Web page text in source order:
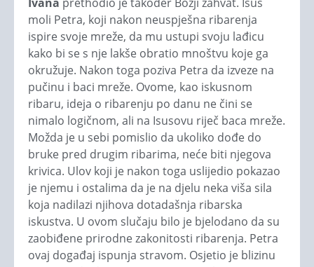
moli Petra, koji nakon neuspješna ribarenja
ispire svoje mreže, da mu ustupi svoju lađicu
kako bi se s nje lakše obratio mnoštvu koje ga
okružuje. Nakon toga poziva Petra da izveze na
pučinu i baci mreže. Ovome, kao iskusnom
ribaru, ideja o ribarenju po danu ne čini se
nimalo logičnom, ali na Isusovu riječ baca mreže.
Možda je u sebi pomislio da ukoliko dođe do
bruke pred drugim ribarima, neće biti njegova
krivica. Ulov koji je nakon toga uslijedio pokazao
je njemu i ostalima da je na djelu neka viša sila
koja nadilazi njihova dotadašnja ribarska
iskustva. U ovom slučaju bilo je bjelodano da su
zaobiđene prirodne zakonitosti ribarenja. Petra
ovaj događaj ispunja stravom. Osjetio je blizinu